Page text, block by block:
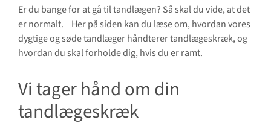
Er du bange for at gå til tandlægen? Så skal du vide, at det
er normalt. Her på siden kan du læse om, hvordan vores
dygtige og søde tandlæger håndterer tandlægeskræk, og
hvordan du skal forholde dig, hvis du er ramt.
Vi tager hånd om din
tandlægeskræk